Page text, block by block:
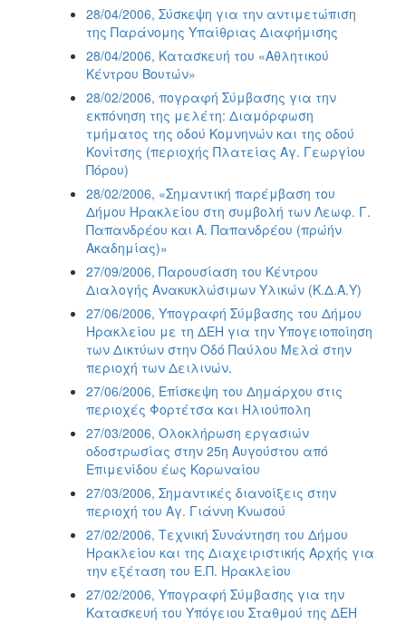
28/04/2006, Σύσκεψη για την αντιμετώπιση
της Παράνομης Υπαίθριας Διαφήμισης
28/04/2006, Kατασκευή του «Αθλητικού
Κέντρου Βουτών»
28/02/2006, πογραφή Σύμβασης για την
εκπόνηση της μελέτη: Διαμόρφωση
τμήματος της οδού Κομνηνών και της οδού
Κονίτσης (περιοχής Πλατείας Αγ. Γεωργίου
Πόρου)
28/02/2006, «Σημαντική παρέμβαση του
Δήμου Ηρακλείου στη συμβολή των Λεωφ. Γ.
Παπανδρέου και Α. Παπανδρέου (πρώήν
Ακαδημίας)»
27/09/2006, Παρουσίαση του Κέντρου
Διαλογής Ανακυκλώσιμων Υλικών (Κ.Δ.Α.Υ)
27/06/2006, Υπογραφή Σύμβασης του Δήμου
Ηρακλείου με τη ΔΕΗ για την Υπογειοποίηση
των Δικτύων στην Οδό Παύλου Μελά στην
περιοχή των Δειλινών.
27/06/2006, Επίσκεψη του Δημάρχου στις
περιοχές Φορτέτσα και Ηλιούπολη
27/03/2006, Ολοκλήρωση εργασιών
οδοστρωσίας στην 25η Αυγούστου από
Επιμενίδου έως Κορωναίου
27/03/2006, Σημαντικές διανοίξεις στην
περιοχή του Αγ. Γιάννη Κνωσού
27/02/2006, Τεχνική Συνάντηση του Δήμου
Ηρακλείου και της Διαχειριστικής Αρχής για
την εξέταση του Ε.Π. Ηρακλείου
27/02/2006, Υπογραφή Σύμβασης για την
Κατασκευή του Υπόγειου Σταθμού της ΔΕΗ